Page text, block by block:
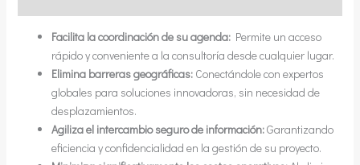
Facilita la coordinación de su agenda:Permite un acceso
rápido y conveniente a la consultoría desde cualquier lugar.
Elimina barreras geográficas:Conectándole con expertos
globales para soluciones innovadoras, sin necesidad de
desplazamientos.
Agiliza el intercambio seguro de información:Garantizando
eficiencia y confidencialidad en la gestión de su proyecto.